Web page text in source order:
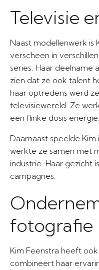
Televisie
Naast modellenwerk is
verscheen in
series. Haar deelname
zien dat ze ook talent
haar optredens werd
televisiewereld. Ze
een flinke dosis energie.
Daarnaast speelde
werkte ze samen met
industrie. Haar gezicht
campagnes.
fotografie
Kim Feenstra heeft
combineert haar